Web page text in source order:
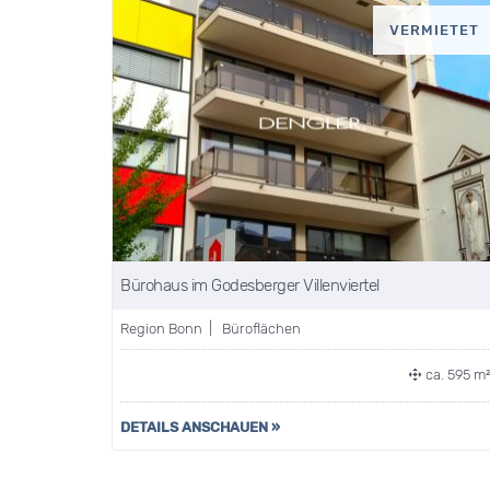
VERMIETET
Bürohaus im Godesberger Villenviertel
Region Bonn | Büroflächen
ca. 595
DETAILS ANSCHAUEN »